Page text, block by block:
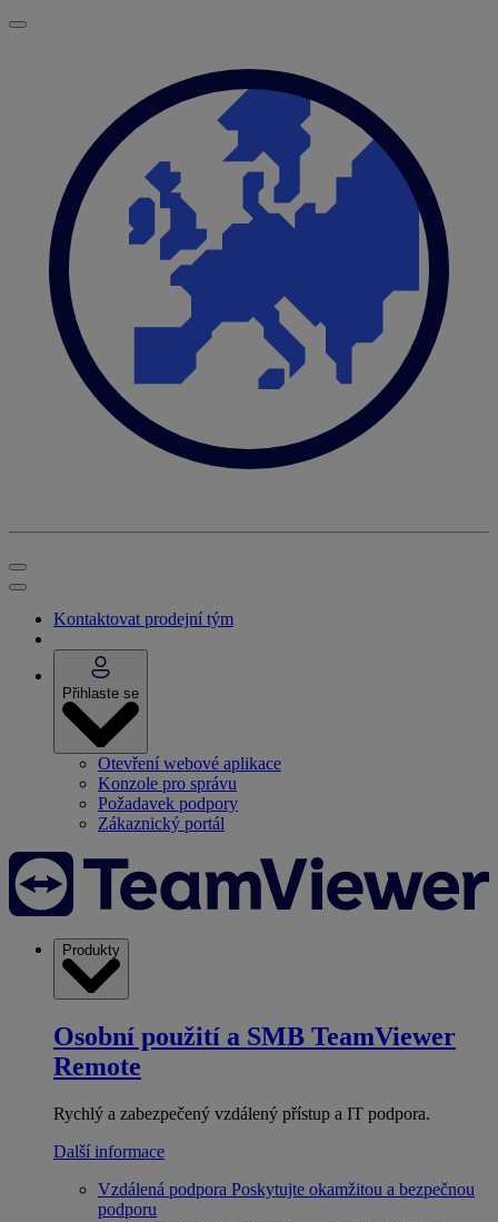
Kontaktovat prodejní tým
Přihlaste se
Otevření webové aplikace
Konzole pro správu
Požadavek podpory
Zákaznický portál
Produkty
Osobní použití a SMB TeamViewer
Remote
Rychlý a zabezpečený vzdálený přístup a IT podpora.
Další informace
Vzdálená podpora Poskytujte okamžitou a bezpečnou
podporu